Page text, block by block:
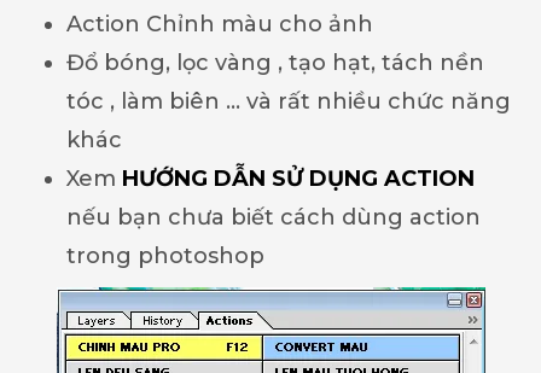
Action Chỉnh màu cho ảnh
Đổ bóng, lọc vàng , tạo hạt, tách nền
tóc , làm biên … và rất nhiều chức năng
khác
Xem HƯỚNG DẪN SỬ DỤNG ACTION
nếu bạn chưa biết cách dùng action
trong photoshop